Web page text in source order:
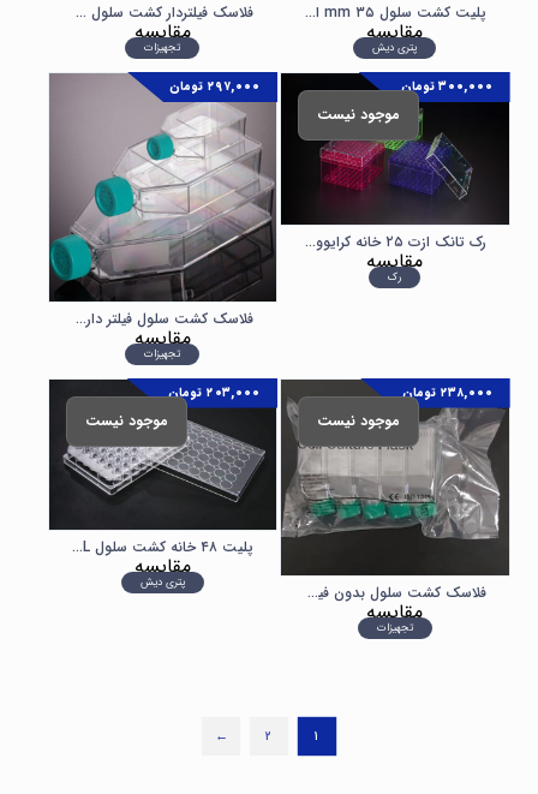
پلیت کشت سلول ۳۵ mm استریل SPL
پتری دیش
مقایسه
فلاسک فیلتردار كشت سلول ۱۲.۵cm SPL
تجهیزات
مقایسه
رک تانک ازت ۲۵ خانه کرایوویال
رک
۳۰۰,۰۰۰ تومان
موجود نیست
مقایسه
فلاسک کشت سلول فیلتر دار SPL T۷۵
تجهیزات
۲۹۷,۰۰۰ تومان
مقایسه
فلاسک کشت سلول بدون فیلتر SPL T۷۵
تجهیزات
۲۳۸,۰۰۰ تومان
موجود نیست
مقایسه
پلیت ۴۸ خانه کشت سلول SPL
پتری دیش
۲۰۳,۰۰۰ تومان
موجود نیست
مقایسه
۱ ۲ ←